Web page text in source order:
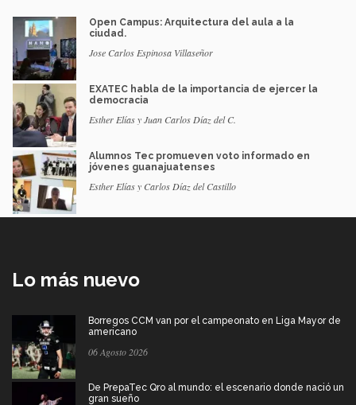
Open Campus: Arquitectura del aula a la
ciudad.
Jose Carlos Espinosa Villaseñor
EXATEC habla de la importancia de ejercer la
democracia
Esther Elías y Juan Carlos Díaz del C.
Alumnos Tec promueven voto informado en
jóvenes guanajuatenses
Esther Elías y Carlos Díaz del Castillo
Lo más nuevo
Borregos CCM van por el campeonato en Liga Mayor de
americano
06 Agosto 2026
De PrepaTec Qro al mundo: el escenario donde nació un
gran sueño